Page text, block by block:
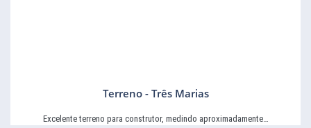
Terreno - Três Marias
Excelente terreno para construtor, medindo aproximadamente…